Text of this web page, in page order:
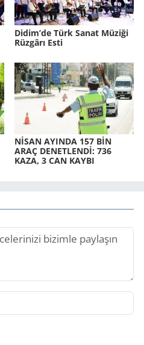
Didim’de Türk Sanat Mü­zi­ği
Rüz­gâ­rı Esti
NİSAN AYIN­DA 157 BİN
ARAÇ DE­NET­LENDİ: 736
KAZA, 3 CAN KAYBI